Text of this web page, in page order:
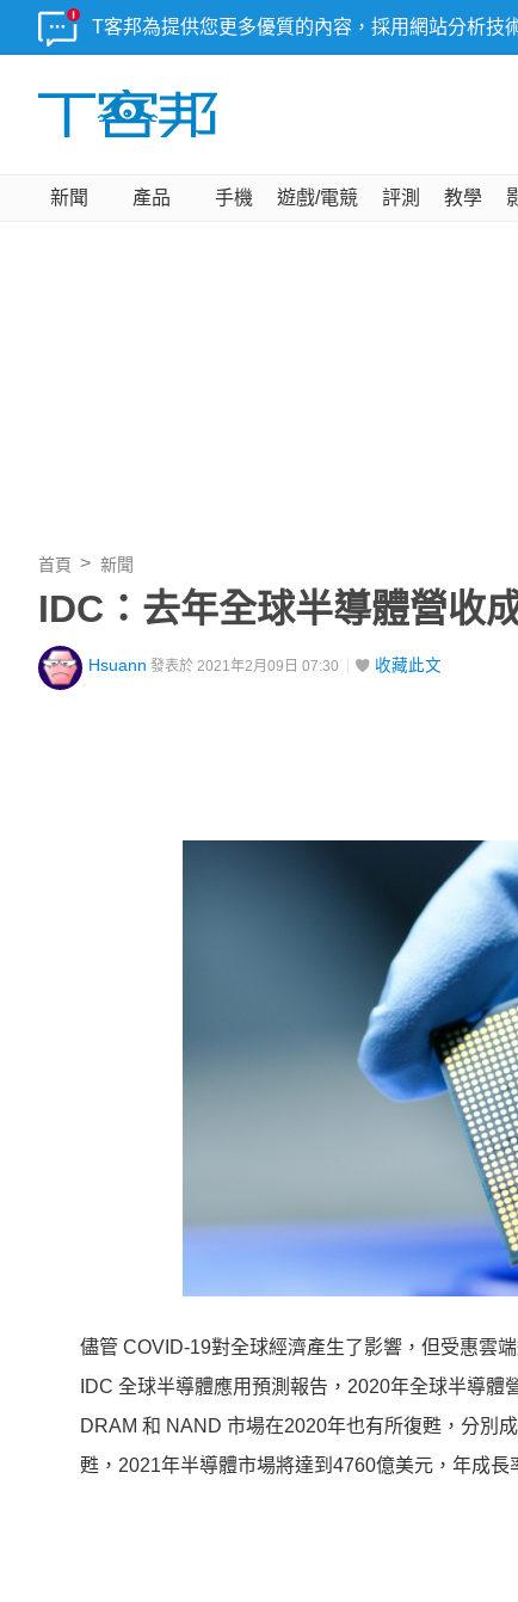
T客邦為提供您更多優質的內容，採用網站分析技
新聞 產品 手機 遊戲/電競 評測 教學
首頁 新聞
IDC：去年全球半導體營收
Hsuann 發表於 2021年2月09日 07:30 收藏此文
儘管 COVID-19對全球經濟產生了影響，但受惠雲
IDC 全球半導體應用預測報告，2020年全球半導
DRAM 和 NAND 市場在2020年也有所復甦，分別
甦，2021年半導體市場將達到4760億美元，年成長